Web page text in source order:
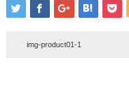
img-product01-1